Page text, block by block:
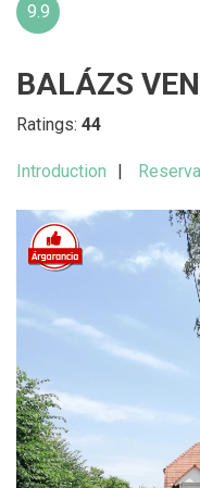
9.9
BALÁZS
Ratings: 44
Introduction